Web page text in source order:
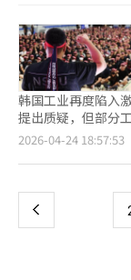
带来好的谈判结果
会削弱。股东也应
和管理将彼此视为
镕会长住宅前的集
国代表企业的争端
序。
是对未来的投资”
能力持续增强。 以绩效奖金制度改革为核心提出高额回报要求的
趋势，正向其他行
出，在上调基本工
效奖金。相比之下
而三星电子工会提出
这种以龙头企业为
可能通过挤压投资与
同时，随着“黄色
题，大企业工会动向对
业之间的奖金竞争
结构。根据韩国经
续集中协商以解决
企业自毁谈判局面
商”而非“正式谈判
府人士见证的协议
冲突，还反映了物
工作条件、扩大安
法律行动。禁令常
对劳动权的限制。
店行业因其密集的
动。※ 本报道经人
韩国工业再度陷入
提出质疑，但部分
忧加剧。劳资冲突
规模集会，并重申
表示，根据最高法
2026-04-24 18:57:53
上
页